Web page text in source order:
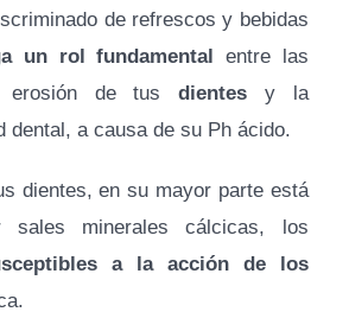
de refrescos y bebidas
un rol fundamental entre las
erosión de tusdientes y la
dental, a causa de su Ph ácido.
dientes, en su mayor parte está
sales minerales cálcicas, los
a la acción de los